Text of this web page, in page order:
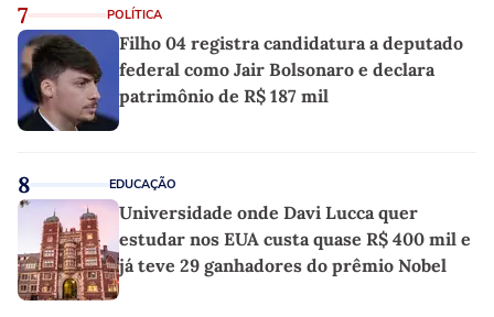
7 POLÍTICA
Filho 04 registra candidatura a deputado
federal como Jair Bolsonaro e declara
patrimônio de R$ 187 mil
8 EDUCAÇÃO
Universidade onde Davi Lucca quer
estudar nos EUA custa quase R$ 400 mil e
já teve 29 ganhadores do prêmio Nobel